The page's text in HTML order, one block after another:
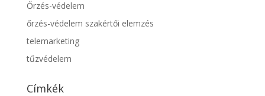
Őrzés-védelem
őrzés-védelem szakértői elemzés
telemarketing
tűzvédelem
Címkék